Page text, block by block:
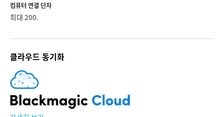
컴퓨터 연결 단자
최대 200.
클라우드 동기화